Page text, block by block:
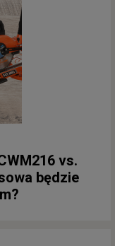
vs.
będzie